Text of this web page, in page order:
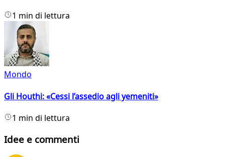
1 min di lettura
Mondo
Gli Houthi: «Cessi l’assedio agli yemeniti»
1 min di lettura
Idee e commenti